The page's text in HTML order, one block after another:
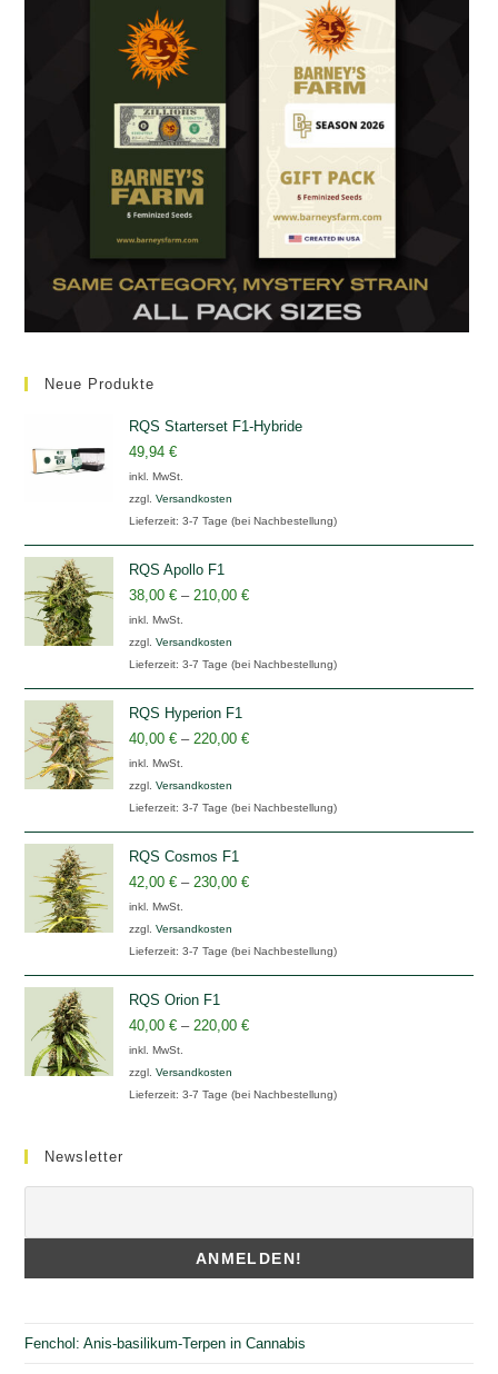
Neue Produkte
RQS Starterset F1-Hybride
49,94€
inkl. MwSt.
zzgl.Versandkosten
Lieferzeit:3-7 Tage (bei Nachbestellung)
RQS Apollo F1
38,00€ –210,00€
inkl. MwSt.
zzgl.Versandkosten
Lieferzeit:3-7 Tage (bei Nachbestellung)
RQS Hyperion F1
40,00€ –220,00€
inkl. MwSt.
zzgl.Versandkosten
Lieferzeit:3-7 Tage (bei Nachbestellung)
RQS Cosmos F1
42,00€ –230,00€
inkl. MwSt.
zzgl.Versandkosten
Lieferzeit:3-7 Tage (bei Nachbestellung)
RQS Orion F1
40,00€ –220,00€
inkl. MwSt.
zzgl.Versandkosten
Lieferzeit:3-7 Tage (bei Nachbestellung)
Newsletter
Fenchol: Anis-basilikum-Terpen in Cannabis